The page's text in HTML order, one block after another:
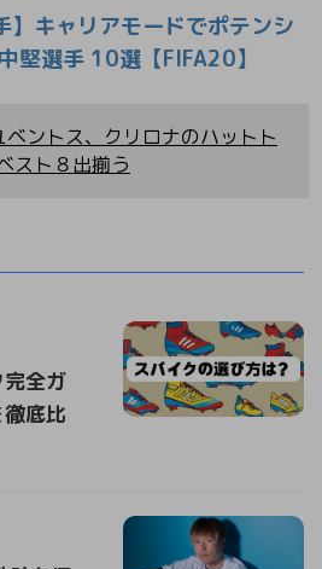
】キャリアモードでポテンシ
堅選手 10選【FIFA20】
ベントス、クリロナのハットト
スト８出揃う
完全ガ
底比